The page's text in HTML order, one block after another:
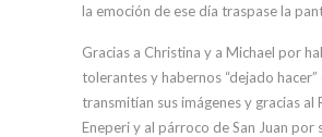
la emoción de ese día traspase la
Gracias a Christina y a Michael por
tolerantes y habernos “dejado
transmitían sus imágenes y gracias al
Eneperi y al párroco de San Juan por